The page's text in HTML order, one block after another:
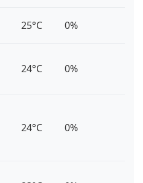
25°C 0%
24°C 0%
24°C 0%